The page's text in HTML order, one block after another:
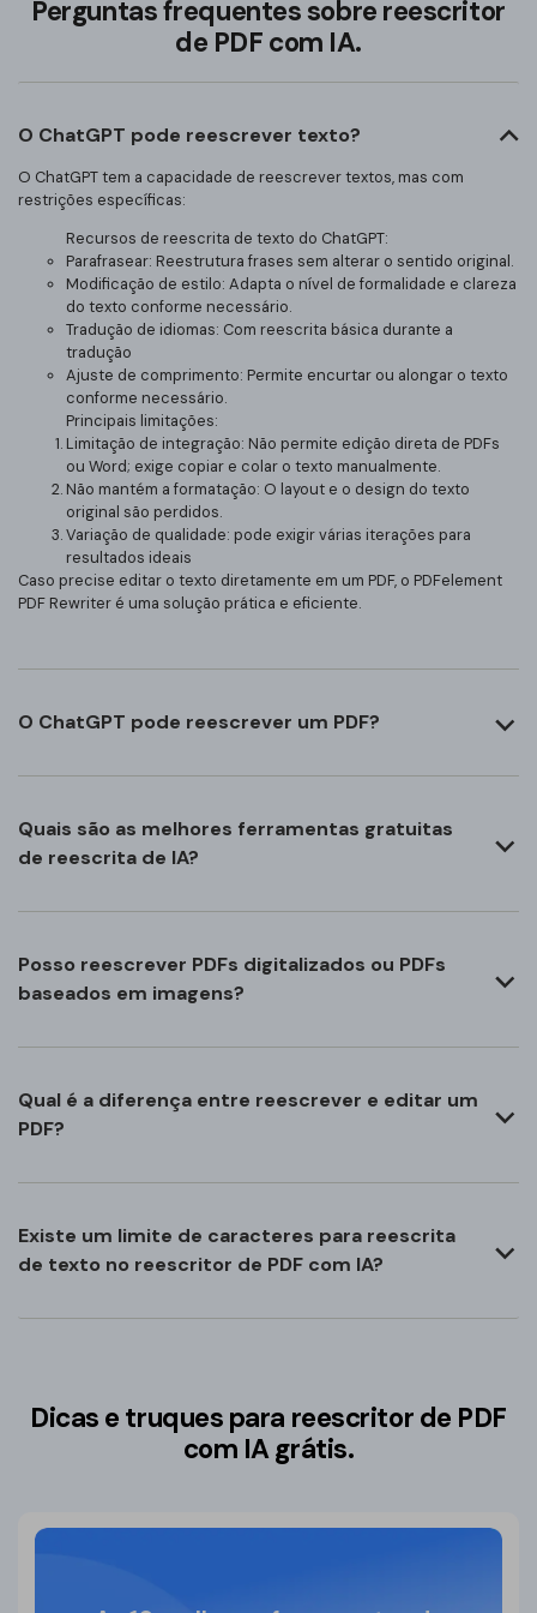
Perguntas frequentes sobre reescritor
de PDF com IA.
O ChatGPT pode reescrever texto?
O ChatGPT tem a capacidade de reescrever textos, mas com
restrições específicas:
Recursos de reescrita de texto do ChatGPT:
Parafrasear: Reestrutura frases sem alterar o sentido original.
Modificação de estilo: Adapta o nível de formalidade e clareza
do texto conforme necessário.
Tradução de idiomas: Com reescrita básica durante a
tradução
Ajuste de comprimento: Permite encurtar ou alongar o texto
conforme necessário.
Principais limitações:
Limitação de integração: Não permite edição direta de PDFs
ou Word; exige copiar e colar o texto manualmente.
Não mantém a formatação: O layout e o design do texto
original são perdidos.
Variação de qualidade: pode exigir várias iterações para
resultados ideais
Caso precise editar o texto diretamente em um PDF, o PDFelement
PDF Rewriter é uma solução prática e eficiente.
O ChatGPT pode reescrever um PDF?
Quais são as melhores ferramentas gratuitas
de reescrita de IA?
Posso reescrever PDFs digitalizados ou PDFs
baseados em imagens?
Qual é a diferença entre reescrever e editar um
PDF?
Existe um limite de caracteres para reescrita
de texto no reescritor de PDF com IA?
Dicas e truques para reescritor de PDF
com IA grátis.